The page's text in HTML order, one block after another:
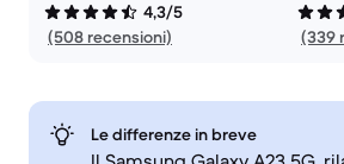
4,3/5
(508 recensioni)
(339
Le differenze in breve